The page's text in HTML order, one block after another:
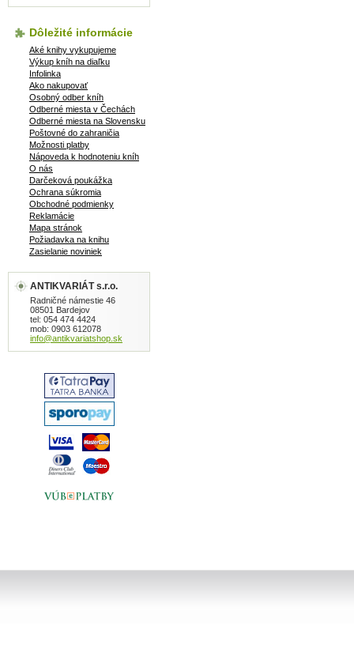
Dôležité informácie
Aké knihy vykupujeme
Výkup kníh na diaľku
Infolinka
Ako nakupovať
Osobný odber kníh
Odberné miesta v Čechách
Odberné miesta na Slovensku
Poštovné do zahraničia
Možnosti platby
Nápoveda k hodnoteniu kníh
O nás
Darčeková poukážka
Ochrana súkromia
Obchodné podmienky
Reklamácie
Mapa stránok
Požiadavka na knihu
Zasielanie noviniek
ANTIKVARIÁT s.r.o.
Radničné námestie 46
08501 Bardejov
tel: 054 474 4424
mob: 0903 612078
info@antikvariatshop.sk